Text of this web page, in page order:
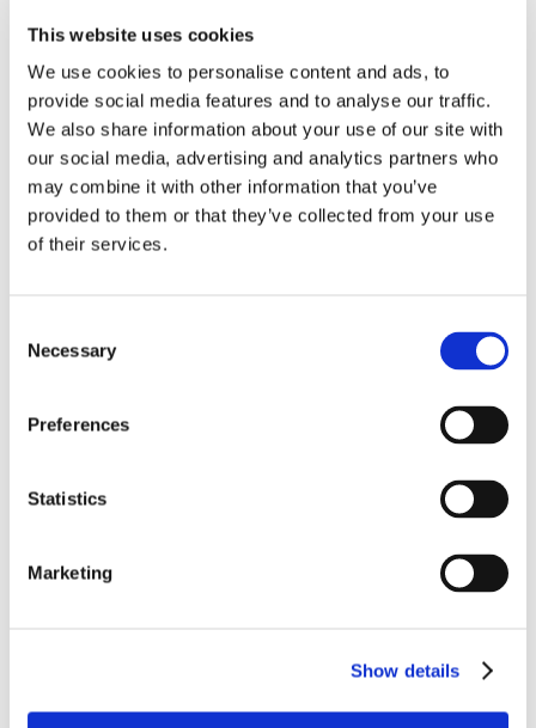
This website uses cookies
We use cookies to personalise content and ads, to
provide social media features and to analyse our traffic.
We also share information about your use of our site with
our social media, advertising and analytics partners who
may combine it with other information that you’ve
provided to them or that they’ve collected from your use
of their services.
Selection
Necessary
Preferences
Statistics
Marketing
Show details
Obbligazioni solidali passive:
rapporti tra surrogazione legale e
regresso
La sentenza n. 16835 del 29 maggio 2026 della
Corte di Cassazione offre l'occasione per tornare
su un tema di grande rilievo teorico e pratico
CONDIVIDI SUI SOCIAL
Roberto De Gaetano